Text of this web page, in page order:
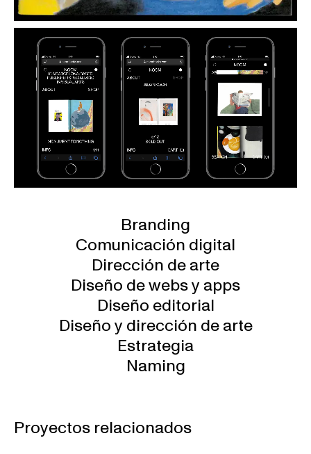
Branding
Comunicación digital
Dirección de arte
Diseño de webs y apps
Diseño editorial
Diseño y dirección de arte
Estrategia
Naming
Proyectos relacionados